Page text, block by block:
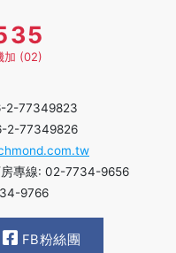
加 (02)
2-77349823
2-77349826
房專線: 02-7734-9656
9766
FB粉絲團